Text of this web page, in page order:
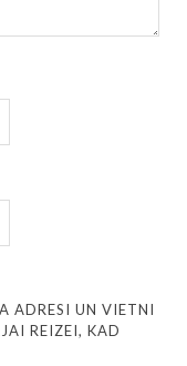
ADRESI UN VIETNI
REIZEI, KAD